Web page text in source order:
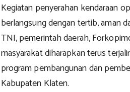
Kegiatan penyerahan kendaraan
berlangsung dengan tertib, aman
TNI, pemerintah daerah,
masyarakat diharapkan terus
program pembangunan dan
Kabupaten Klaten.